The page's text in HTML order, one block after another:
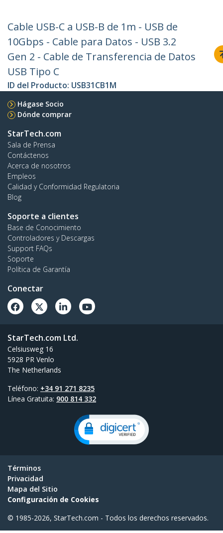
Cable USB-C a USB-B de 1m - USB de
10Gbps - Cable para Datos - USB 3.2
Gen 2 - Cable de Transferencia de Datos
USB Tipo C
ID del Producto: USB31CB1M
Hágase Socio
Dónde comprar
StarTech.com
Sala de Prensa
Contáctenos
Acerca de nosotros
Empleos
Calidad y Conformidad Regulatoria
Blog
Soporte a clientes
Base de Conocimiento
Controladores y Descargas
Support FAQs
Soporte
Política de Garantía
Conectar
StarTech.com Ltd.
Celsiusweg 16
5928 PR Venlo
The Netherlands
Teléfono: +34 91 271 8235
Línea Gratuita: 900 814 332
Términos
Privacidad
Mapa del Sitio
Configuración de Cookies
© 1985-2026, StarTech.com - Todos los derechos reservados.